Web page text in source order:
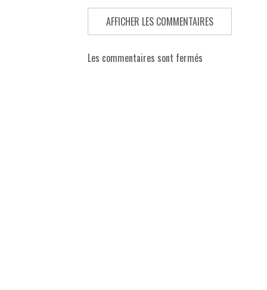
AFFICHER LES COMMENTAIRES
Les commentaires sont fermés